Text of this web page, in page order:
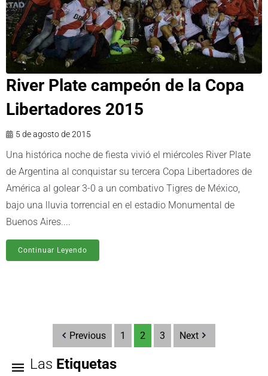
River Plate campeón de la Copa
Libertadores 2015
5 de agosto de 2015
Una histórica noche de fiesta vivió el miércoles River Plate
de Argentina al conquistar su tercera Copa Libertadores de
América al golear 3-0 a un combativo Tigres de México,
bajo una lluvia torrencial en el estadio Monumental de
Buenos Aires....
Continuar Leyendo
Previous 1 2 3 Next
Las Etiquetas